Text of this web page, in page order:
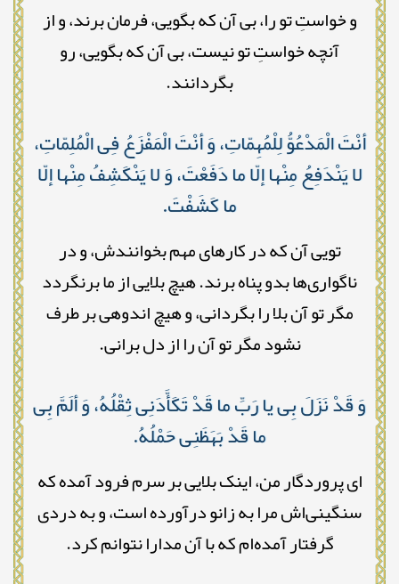
و خواستِ تو را، بی آن که بگویی، فرمان برند، و از
آنچه خواستِ تو نیست، بی آن که بگویی، رو
بگردانند.
أنْتَ الْمَدْعُوُّ لِلْمُهِمّاتِ، وَ أنْتَ الْمَفْزَعُ فِی الْمُلِمّاتِ،
لا یَنْدَفِعُ مِنْها إلّا ما دَفَعْتَ، وَ لا یَنْکَشِفُ مِنْها إلّا
ما کَشَفْتَ.
تویی آن که در کارهای مهم بخوانندش، و در
ناگواری‌ها بدو پناه برند. هیچ بلایی از ما برنگردد
مگر تو آن بلا را بگردانی، و هیچ اندوهی بر طرف
نشود مگر تو آن را از دل برانی.
وَ قَدْ نَزَلَ بِی یا رَبِّ ما قَدْ تَکَأَّدَنِی ثِقْلُهُ، وَ ألَمَّ بِی
ما قَدْ بَهَظَنِی حَمْلُهُ.
ای پروردگار من، اینک بلایی بر سرم فرود آمده که
سنگینی‌اش مرا به زانو درآورده است، و به دردی
گرفتار آمده‌ام که با آن مدارا نتوانم کرد.